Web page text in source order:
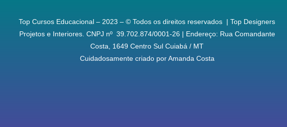
Top Cursos Educacional – 2023 – © Todos os direitos reservados | Top Designers
Projetos e Interiores. CNPJ nº 39.702.874/0001-26 | Endereço: Rua Comandante
Costa, 1649 Centro Sul Cuiabá / MT
Cuidadosamente criado porAmanda Costa